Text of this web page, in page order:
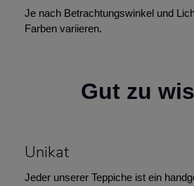
Je nach Betrachtungswinkel und
Farben variieren.
Gut zu
Unikat
Jeder unserer Teppiche ist ein